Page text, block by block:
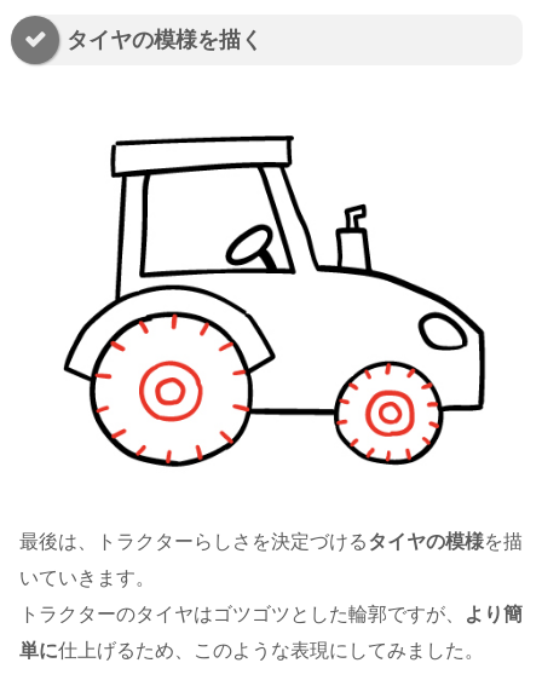
タイヤの模様を描く
最後は、トラクターらしさを決定づける タイヤの模様を描
いていきます。
トラクターのタイヤはゴツゴツとした輪郭ですが、
より簡
単に仕上げるため、このような表現にしてみました。